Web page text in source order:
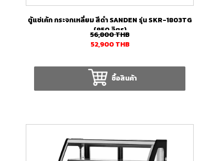
ตู้แช่เค้ก กระจกเหลี่ยม สีดำ SANDEN รุ่น SKR-1803TG
(950 ลิตร)
56,800THB
52,900THB
ซื้อสินค้า